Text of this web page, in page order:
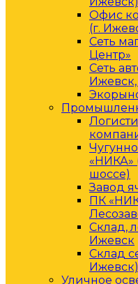
Офис
(г.
Сеть
Центр»
Сеть
«НИКА»
шоссе)
Завод
ПК
Склад,
Ижевск
Склад
Ижевск)
Уличное